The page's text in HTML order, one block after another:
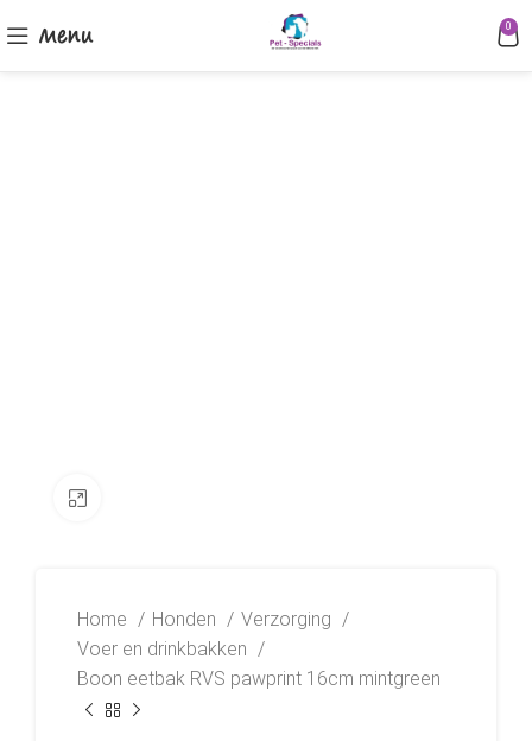
Menu 0
Home Honden
Verzorging
Voer en drinkbakken
Boon eetbak RVS pawprint 16cm mintgreen